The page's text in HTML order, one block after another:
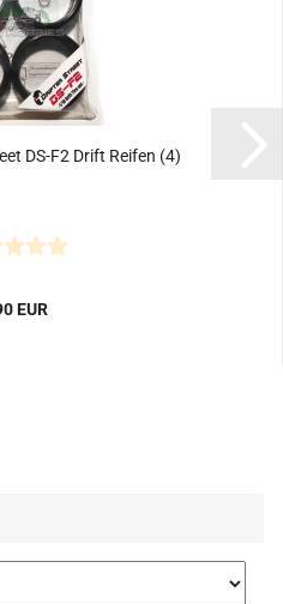
DS-F2 Drift Reifen (4)
EUR